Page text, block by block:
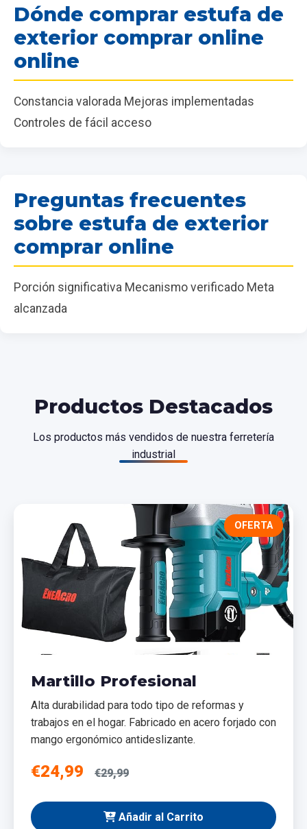
Dónde comprar estufa de
exterior comprar online
online
Constancia valorada Mejoras implementadas
Controles de fácil acceso
Preguntas frecuentes
sobre estufa de exterior
comprar online
Porción significativa Mecanismo verificado Meta
alcanzada
Productos Destacados
Los productos más vendidos de nuestra ferretería
industrial
OFERTA
Martillo Profesional
Alta durabilidad para todo tipo de reformas y
trabajos en el hogar. Fabricado en acero forjado con
mango ergonómico antideslizante.
€24,99 €29,99
Añadir al Carrito